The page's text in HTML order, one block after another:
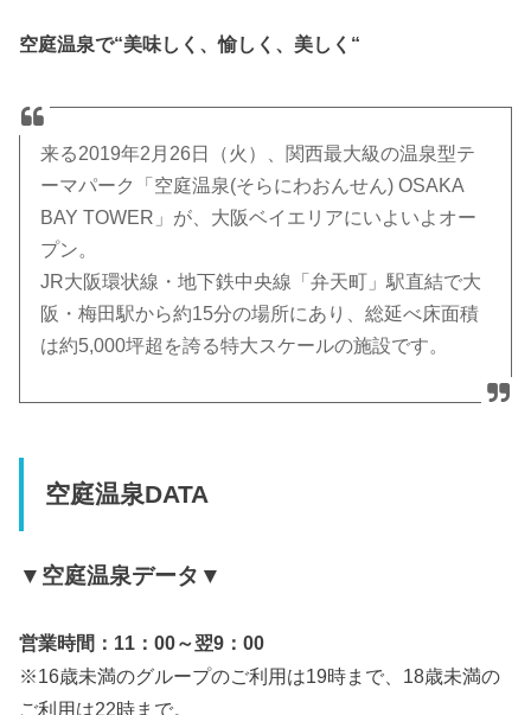
空庭温泉で“美味しく、愉しく、美しく“
来る2019年2月26日（火）、関西最大級の温泉型テ
ーマパーク「空庭温泉(そらにわおんせん) OSAKA
BAY TOWER」が、大阪ベイエリアにいよいよオー
プン。
JR大阪環状線・地下鉄中央線「弁天町」駅直結で大
阪・梅田駅から約15分の場所にあり、総延べ床面積
は約5,000坪超を誇る特大スケールの施設です。
空庭温泉DATA
▼空庭温泉データ▼
営業時間：11：00～翌9：00
※16歳未満のグループのご利用は19時まで、18歳未満の
ご利用は22時まで。